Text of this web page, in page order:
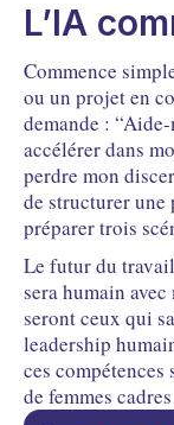
L’IA
Commence
ou un projet en
demande :
accélérer dans
perdre mon
de structurer une
préparer trois
Le futur du
sera humain
seront ceux qui
leadership
ces
de femmes